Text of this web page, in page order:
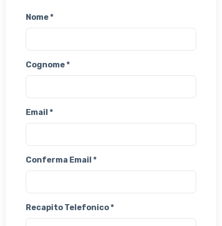
Nome *
Cognome *
Email *
Conferma Email *
Recapito Telefonico *